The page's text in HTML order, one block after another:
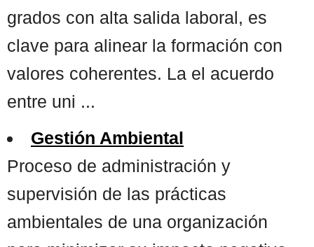
grados con alta salida laboral, es
clave para alinear la formación con
valores coherentes. La el acuerdo
entre uni ...
Gestión Ambiental
Proceso de administración y
supervisión de las prácticas
ambientales de una organización